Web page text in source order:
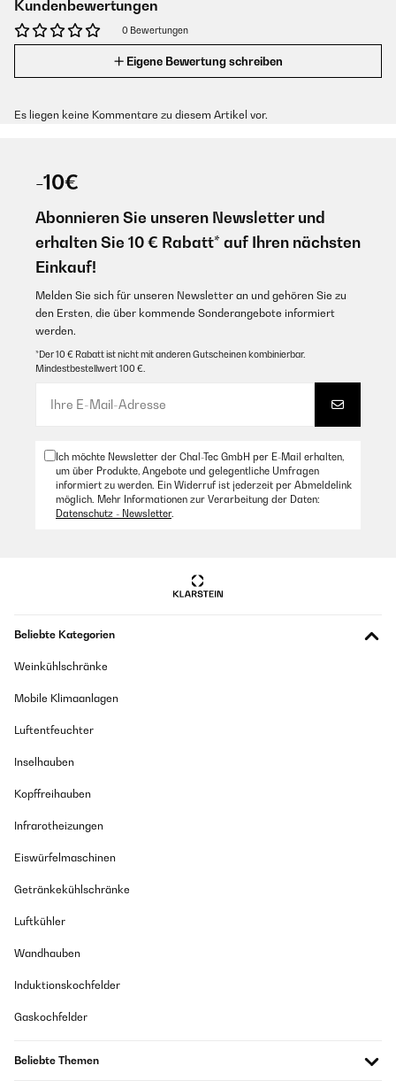
Kundenbewertungen
0 Bewertungen
Eigene Bewertung schreiben
Es liegen keine Kommentare zu diesem Artikel vor.
-10€
Abonnieren Sie unseren Newsletter und
erhalten Sie 10 € Rabatt* auf Ihren nächsten
Einkauf!
Melden Sie sich für unseren Newsletter an und gehören Sie zu
den Ersten, die über kommende Sonderangebote informiert
werden.
*Der 10 € Rabatt ist nicht mit anderen Gutscheinen kombinierbar.
Mindestbestellwert 100 €.
Ich möchte Newsletter der Chal-Tec GmbH per E-Mail erhalten,
um über Produkte, Angebote und gelegentliche Umfragen
informiert zu werden. Ein Widerruf ist jederzeit per Abmeldelink
möglich. Mehr Informationen zur Verarbeitung der Daten:
Datenschutz - Newsletter.
Beliebte Kategorien
Weinkühlschränke
Mobile Klimaanlagen
Luftentfeuchter
Inselhauben
Kopffreihauben
Infrarotheizungen
Eiswürfelmaschinen
Getränkekühlschränke
Luftkühler
Wandhauben
Induktionskochfelder
Gaskochfelder
Beliebte Themen